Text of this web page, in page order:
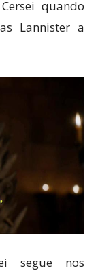
quando
Lannister a
segue nos